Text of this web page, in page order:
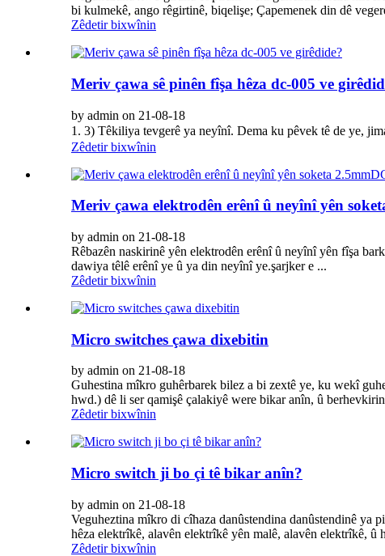
bi kulmekê, ango rêgirtinê, biqelişe; Çapemenek din dê
Zêdetir bixwînin
Meriv çawa sê pinên fîşa hêza dc-005 ve
by admin on 21-08-18
1. 3) Têkiliya tevgerê ya neyînî. Dema ku pêvek tê de ye,
Zêdetir bixwînin
Meriv çawa elektrodên erênî û neyînî yên
by admin on 21-08-18
Rêbazên naskirinê yên elektrodên erênî û neyînî yên fîşa
dawiya têlê erênî ye û ya din neyînî ye.şarjker e ...
Zêdetir bixwînin
Micro switches çawa dixebitin
by admin on 21-08-18
Guhestina mîkro guhêrbarek bilez a bi zextê ye, ku wekî
hwd.) dê li ser qamişê çalakiyê were bikar anîn, û
Zêdetir bixwînin
Micro switch ji bo çi tê bikar anîn?
by admin on 21-08-18
Veguheztina mîkro di cîhaza danûstendina danûstendinê
hêza elektrîkê, alavên elektrîkê yên malê, alavên elektrîkê, û
Zêdetir bixwînin